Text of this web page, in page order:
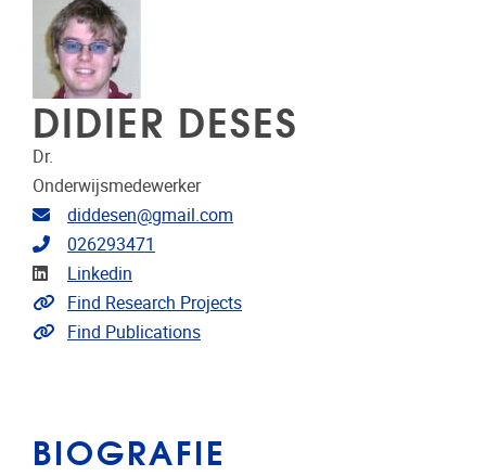
DIDIER DESES
Dr.
Onderwijsmedewerker
E-mailadres
diddesen@gmail.com
Telefoonnummer
026293471
LinkedIn
Linkedin
Link naar projecten
Find Research Projects
Link naar publicaties
Find Publications
BIOGRAFIE